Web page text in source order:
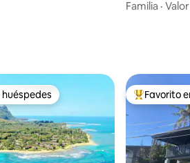
al mar en
Familia · Valor
huéspedes más destacados Favorito
Favorito